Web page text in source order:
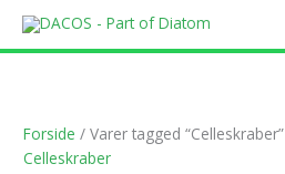
indholdet
Forside / Varer tagged “Celleskraber”
Celleskraber